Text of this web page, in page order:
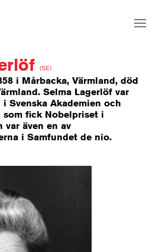
(SE)
i Mårbacka, Värmland, död
Selma Lagerlöf var
Svenska Akademien och
fick Nobelpriset i
var även en av
i Samfundet de nio.